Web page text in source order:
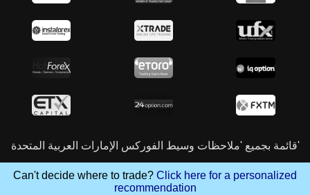
قائمة بجميع 'ملاحظات وسيط الفوركس الإمارات العربية المتحدة'
Can't decide where to trade? Click here for a personalized
recommendation